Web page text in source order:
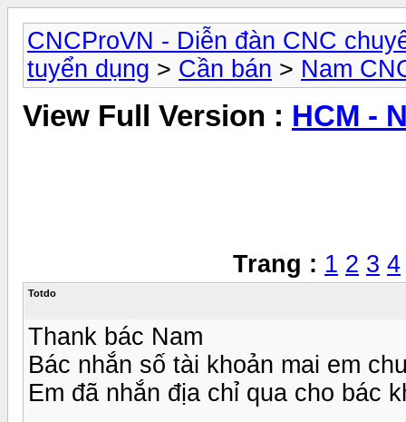
CNCProVN - Diễn đàn CNC
tuyển dụng > Cần bán > Nam
View Full Version : HCM -
Trang : 1 2 3 4
Totdo
Thank bác Nam
Bác nhắn số tài khoản mai em
Em đã nhắn địa chỉ qua cho bác